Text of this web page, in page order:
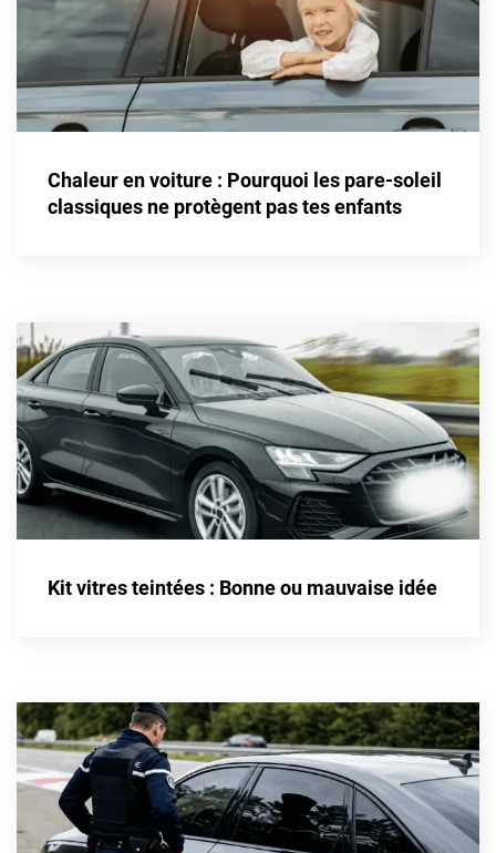
Chaleur en voiture : Pourquoi les pare-soleil
classiques ne protègent pas tes enfants
Kit vitres teintées : Bonne ou mauvaise idée